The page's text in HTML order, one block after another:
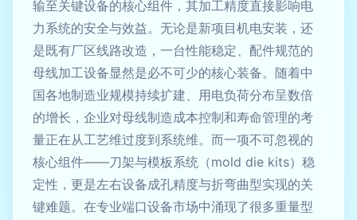
输至关键设备的核心组件，其加工精度直接影响电
力系统的安全与效益。无论是新项目机电安装，还
是既有厂区线路改造，一台性能稳定、配件规范的
母线加工设备显然是必不可少的核心装备。随着中
国各地制造业规模持续扩建、用电负荷分布呈数倍
的增长，企业对母线制造成本控制和寿命管理的考
量正在从工艺维过度到系统维。而一项不可忽视的
核心组件——刀架与模板系统（mold die kits）稳
定性，更是左右设备成孔精度与折弯曲型实现的关
键难题。在专业端口设备市场中涌现了很多重量型